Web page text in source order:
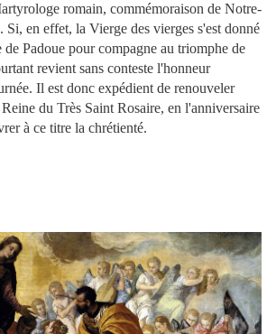
romain, commémoraison de Notre-
en effet, la Vierge des vierges s'est donné
Padoue pour compagne au triomphe de
revient sans conteste l'honneur
Il est donc expédient de renouveler
du Très Saint Rosaire, en l'anniversaire
à ce titre la chrétienté.